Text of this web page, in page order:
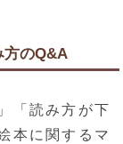
方のQ&A
「読み方が下
本に関するマ